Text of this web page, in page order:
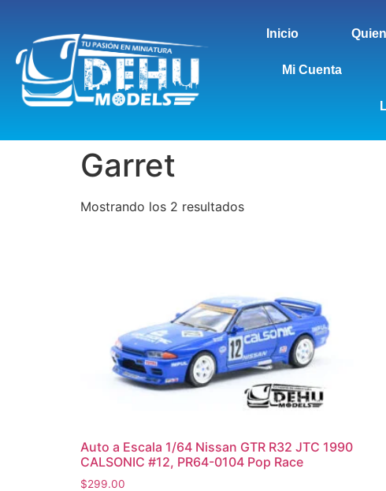
Inicio
Mi Cuenta
Garret
Mostrando los 2 resultados
Auto a Escala 1/64 Nissan GTR R32 JTC 1990
CALSONIC #12, PR64-0104 Pop Race
$299.00